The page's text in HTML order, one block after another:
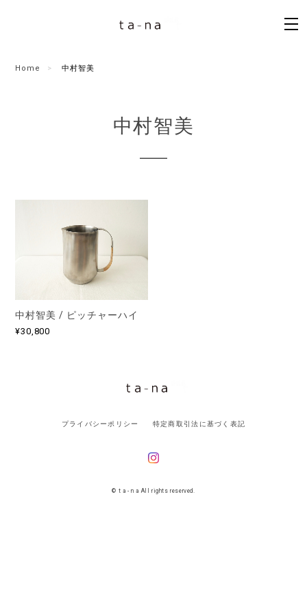
Home 中村智美
中村智美
中村智美 / ピッチャーハイ
¥30,800
プライバシーポリシー 特定商取引法に基づく表記
© t a - n a All rights reserved.